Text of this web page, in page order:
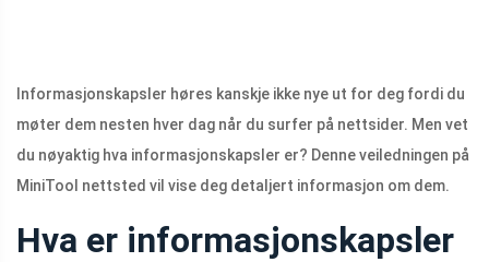
Informasjonskapsler høres kanskje ikke nye ut for deg fordi du
møter dem nesten hver dag når du surfer på nettsider. Men vet
du nøyaktig hva informasjonskapsler er? Denne veiledningen på
MiniTool nettsted vil vise deg detaljert informasjon om dem.
Hva er informasjonskapsler